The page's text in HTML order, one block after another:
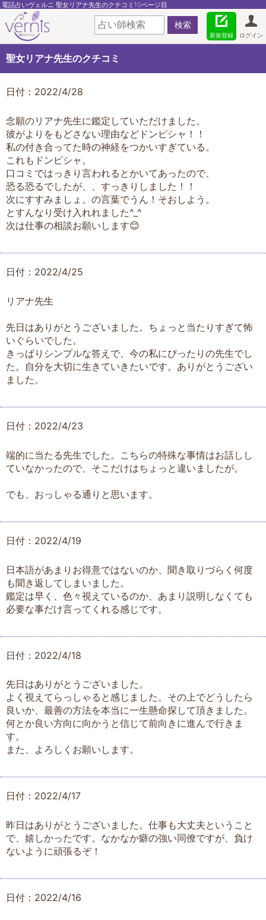
電話占いヴェルニ 聖女リアナ先生のクチコミ10ページ目
ログイン
新規登録
聖女リアナ先生のクチコミ
日付：2022/4/28
念願のリアナ先生に鑑定していただけました。
彼がよりをもどさない理由などドンピシャ！！
私の付き合ってた時の神経をつかいすぎている。
これもドンピシャ。
口コミではっきり言われるとかいてあったので、
恐る恐るでしたが、、すっきりしました！！
次にすすみましょ。の言葉でうん！そおしよう。
とすんなり受け入れれました^_^
次は仕事の相談お願いします😊
日付：2022/4/25
リアナ先生
先日はありがとうございました。ちょっと当たりすぎて怖
いぐらいでした。
きっぱりシンプルな答えで、今の私にぴったりの先生でし
た。自分を大切に生きていきたいです。ありがとうござい
ました。
日付：2022/4/23
端的に当たる先生でした。こちらの特殊な事情はお話しし
ていなかったので、そこだけはちょっと違いましたが。
でも、おっしゃる通りと思います。
日付：2022/4/19
日本語があまりお得意ではないのか、聞き取りづらく何度
も聞き返してしまいました。
鑑定は早く、色々視えているのか、あまり説明しなくても
必要な事だけ言ってくれる感じです。
日付：2022/4/18
先日はありがとうございました。
よく視えてらっしゃると感じました。その上でどうしたら
良いか、最善の方法を本当に一生懸命探して頂きました。
何とか良い方向に向かうと信じて前向きに進んで行きま
す。
また、よろしくお願いします。
日付：2022/4/17
昨日はありがとうございました。仕事も大丈夫ということ
で、嬉しかったです。なかなか癖の強い同僚ですが、負け
ないように頑張るぞ！
日付：2022/4/16